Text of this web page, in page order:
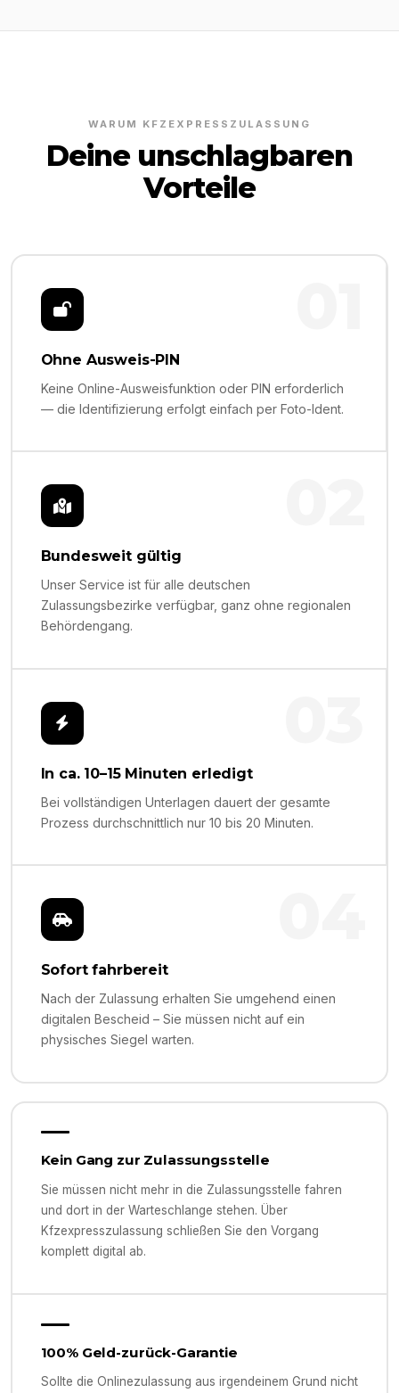
WARUM KFZEXPRESSZULASSUNG
Deine unschlagbaren
Vorteile
Ohne Ausweis-PIN
Keine Online-Ausweisfunktion oder PIN erforderlich
— die Identifizierung erfolgt einfach per Foto-Ident.
Bundesweit gültig
Unser Service ist für alle deutschen
Zulassungsbezirke verfügbar, ganz ohne regionalen
Behördengang.
In ca. 10–15 Minuten erledigt
Bei vollständigen Unterlagen dauert der gesamte
Prozess durchschnittlich nur 10 bis 20 Minuten.
Sofort fahrbereit
Nach der Zulassung erhalten Sie umgehend einen
digitalen Bescheid – Sie müssen nicht auf ein
physisches Siegel warten.
Kein Gang zur Zulassungsstelle
Sie müssen nicht mehr in die Zulassungsstelle fahren
und dort in der Warteschlange stehen. Über
Kfzexpresszulassung schließen Sie den Vorgang
komplett digital ab.
100% Geld-zurück-Garantie
Sollte die Onlinezulassung aus irgendeinem Grund nicht